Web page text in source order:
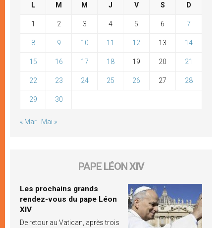
L M M J V S D
1 2 3 4 5 6 7
8 9 10 11 12 13 14
15 16 17 18 19 20 21
22 23 24 25 26 27 28
29 30
« Mar Mai »
PAPE LÉON XIV
Les prochains grands
rendez-vous du pape Léon
XIV
De retour au Vatican, après trois